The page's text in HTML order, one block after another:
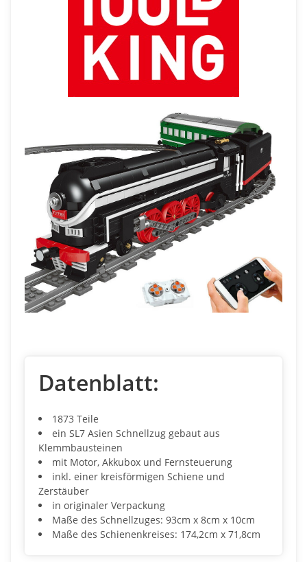
Datenblatt:
1873 Teile
ein SL7 Asien Schnellzug gebaut aus
Klemmbausteinen
mit Motor, Akkubox und Fernsteuerung
inkl. einer kreisförmigen Schiene und
Zerstäuber
in originaler Verpackung
Maße des Schnellzuges: 93cm x 8cm x 10cm
Maße des Schienenkreises: 174,2cm x 71,8cm